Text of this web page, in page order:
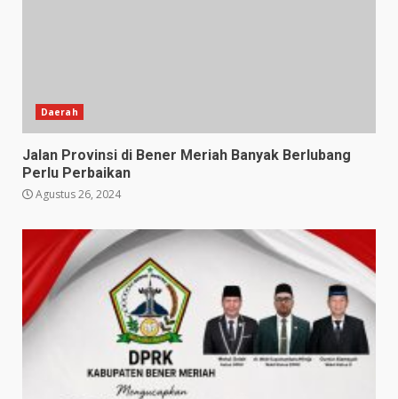
Daerah
Jalan Provinsi di Bener Meriah Banyak Berlubang
Perlu Perbaikan
Agustus 26, 2024